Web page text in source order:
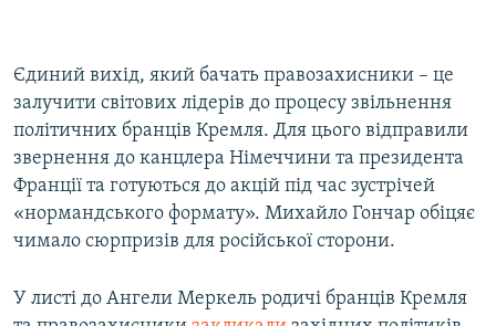
​Єдиний вихід, який бачать правозахисники – це
залучити світових лідерів до процесу звільнення
політичних бранців Кремля. Для цього відправили
звернення до канцлера Німеччини та президента
Франції та готуються до акцій під час зустрічей
«нормандського формату». Михайло Гончар обіцяє
чимало сюрпризів для російської сторони.
У листі до Ангели Меркель родичі бранців Кремля